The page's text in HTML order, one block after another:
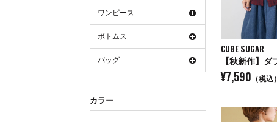
CUBE SUGAR
¥7,590 （税込）
ワンピース
ボトムス
バッグ
カラー